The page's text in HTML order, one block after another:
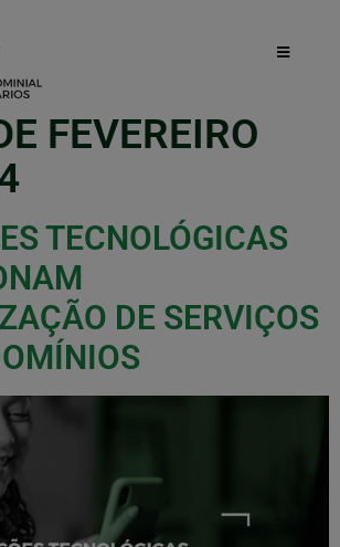
FEVEREIRO
TECNOLÓGICAS
DE SERVIÇOS